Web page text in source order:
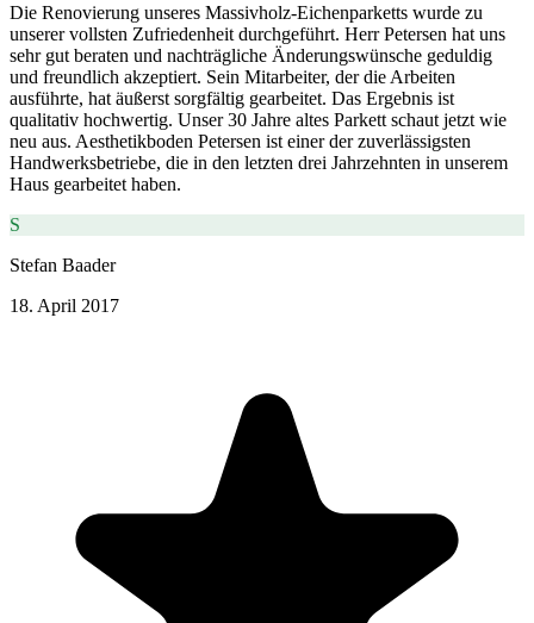
Die Renovierung unseres Massivholz-Eichenparketts wurde zu
unserer vollsten Zufriedenheit durchgeführt. Herr Petersen hat uns
sehr gut beraten und nachträgliche Änderungswünsche geduldig
und freundlich akzeptiert. Sein Mitarbeiter, der die Arbeiten
ausführte, hat äußerst sorgfältig gearbeitet. Das Ergebnis ist
qualitativ hochwertig. Unser 30 Jahre altes Parkett schaut jetzt wie
neu aus. Aesthetikboden Petersen ist einer der zuverlässigsten
Handwerksbetriebe, die in den letzten drei Jahrzehnten in unserem
Haus gearbeitet haben.
S
Stefan Baader
18. April 2017